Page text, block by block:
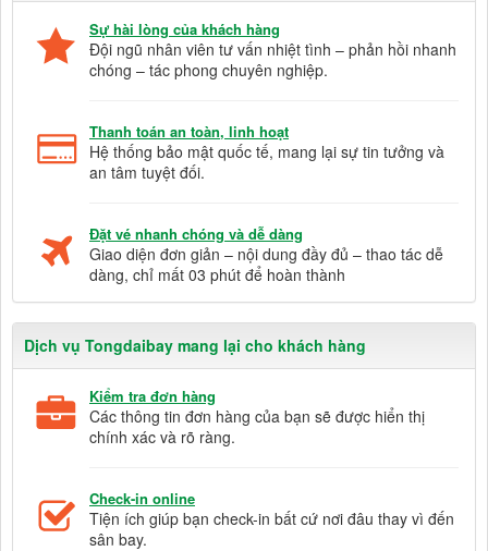
Sự hài lòng của khách hàng
Đội ngũ nhân viên tư vấn nhiệt tình – phản hồi nhanh
chóng – tác phong chuyên nghiệp.
Thanh toán an toàn, linh hoạt
Hệ thống bảo mật quốc tế, mang lại sự tin tưởng và
an tâm tuyệt đối.
Đặt vé nhanh chóng và dễ dàng
Giao diện đơn giản – nội dung đầy đủ – thao tác dễ
dàng, chỉ mất 03 phút để hoàn thành
Dịch vụ Tongdaibay mang lại cho khách hàng
Kiểm tra đơn hàng
Các thông tin đơn hàng của bạn sẽ được hiển thị
chính xác và rõ ràng.
Check-in online
Tiện ích giúp bạn check-in bất cứ nơi đâu thay vì đến
sân bay.